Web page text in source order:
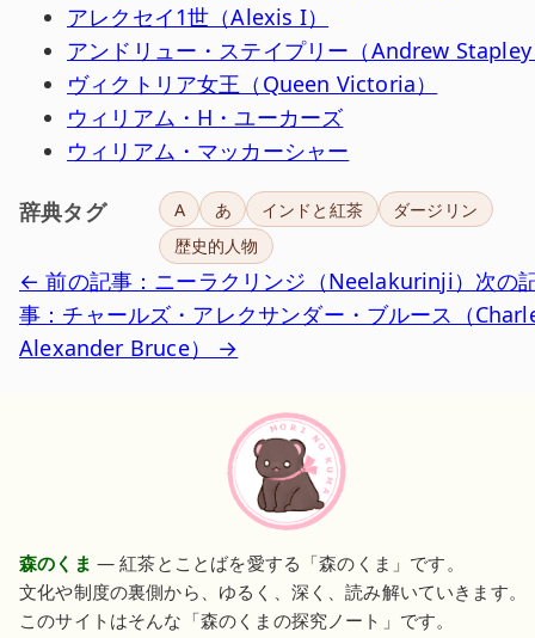
アレクセイ1世（Alexis I）
アンドリュー・ステイプリー（Andrew
ヴィクトリア女王（Queen Victoria）
ウィリアム・H・ユーカーズ
ウィリアム・マッカーシャー
辞典タグ A あ インドと紅茶
ダージリン
歴史的人物
← 前の記事：ニーラクリンジ（Neelakurinji） 次の
事：チャールズ・アレクサンダー・ブルース（
Alexander Bruce） →
森のくま — 紅茶とことばを愛する「森のくま」です。
文化や制度の裏側から、ゆるく、深く、読み解いていきます。
このサイトはそんな「森のくまの探究ノート」です。